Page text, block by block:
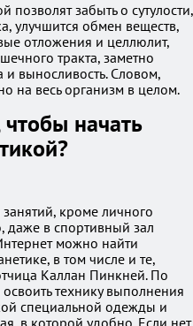
позволят забыть о сутулости,
улучшится обмен веществ,
отложения и целлюлит,
тракта, заметно
выносливость. Словом,
на весь организм в целом.
начать
кроме личного
даже в спортивный зал
можно найти
в том числе и те,
Каллан Пинкней. По
технику выполнения
специальной одежды и
в которой удобно. Если нет